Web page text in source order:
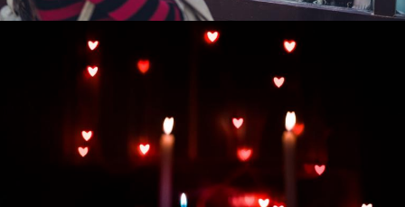
Развитие интернет-магазина "Всё для
праздника"